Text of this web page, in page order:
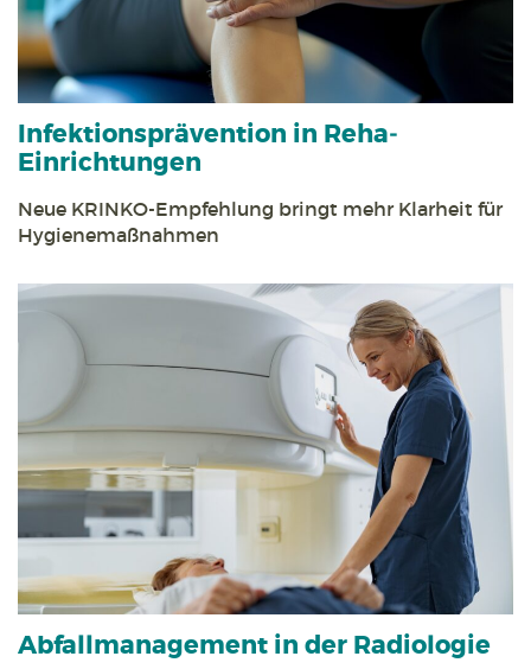
Infektions­prävention in Reha­
Einrichtungen
Neue KRINKO-Empfehlung bringt mehr Klarheit für
Hygiene­maßnahmen
Abfall­management in der Radiologie